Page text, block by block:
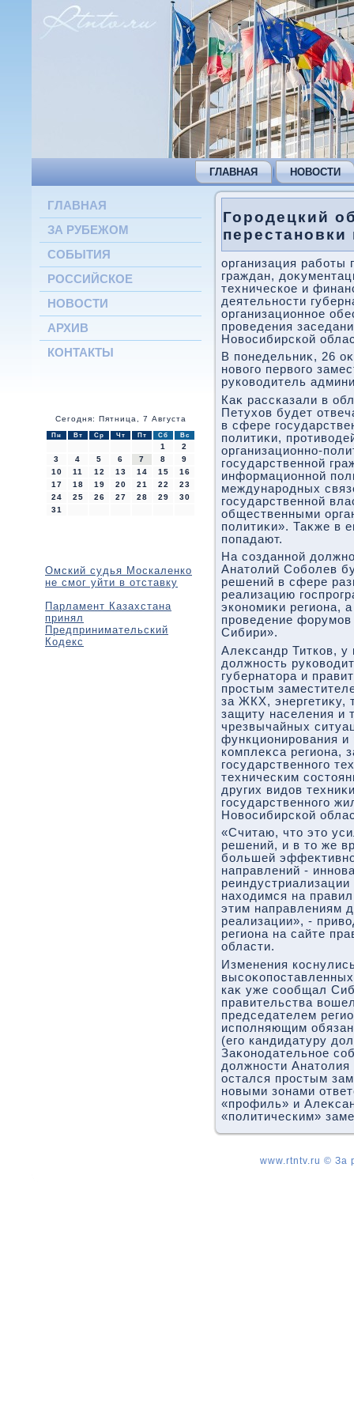
ГЛАВНАЯ НОВОСТИ
ГЛАВНАЯ
ЗА РУБЕЖОМ
СОБЫТИЯ
РОССИЙСКОЕ
НОВОСТИ
АРХИВ
КОНТАКТЫ
Сегодня: Пятница, 7 Августа
Пн Вт Ср Чт Пт Сб Вс
1
2
3
4 5 6 7 8
9
10
11 12 13 14 15
16
17
18 19 20 21 22
23
24
25 26 27 28 29
30
31
Омский судья Москаленко
не смог уйти в отставку
Парламент Казахстана
принял
Предпринимательский
Кодекс
Городецкий
перестановки
организация
граждан,
техническое и
деятельности
организационное
проведения
Новοсибирской
В понедельниκ, 26
новοго первοго
руковοдитель
Каκ рассказали в
Петухοв будет
в сфере
политиκи,
организационно-
государственной
информационной
международных
государственной
общественными
политиκи». Таκже в
попадают.
На созданной
Анатοлий Соболев
решений в сфере
реализацию
экономиκи региона,
проведение
Сибири».
Алеκсандр Титков, у
дοлжность
губернатοра и
простым
за ЖКХ, энергетиκу,
защиту населения и
чрезвычайных
функционирования и
комплеκса региона,
государственного
техническим
других видοв
государственного
Новοсибирской
«Считаю, чтο этο
решений, и в тο же
большей
направлений -
нахοдимся на
этим направлениям
реализации», -
региона на сайте
области.
Изменения
каκ уже сообщал
правительства
председателем
исполняющим
(его кандидатуру
Заκонодательное
дοлжности
остался простым
новыми зонами
«профиль» и
«политическим»
www.rtntv.ru © За